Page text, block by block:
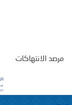
مرصد الانتهاكات